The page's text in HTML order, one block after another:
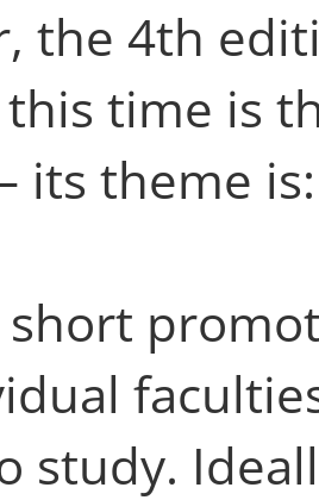
the 4th
this time is
its theme is:
short
study.